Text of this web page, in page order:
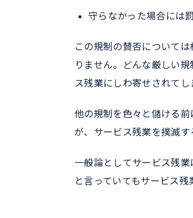
守らなかった場合には
この規制の賛否について
りません。どんな厳しい
ス残業にしわ寄せされてし
他の規制を色々と儲ける
が、サービス残業を撲滅す
一般論としてサービス残
と言っていてもサービス残